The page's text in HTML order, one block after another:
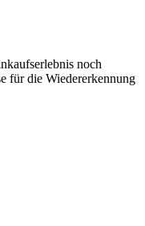
noch
für die Wiedererkennung